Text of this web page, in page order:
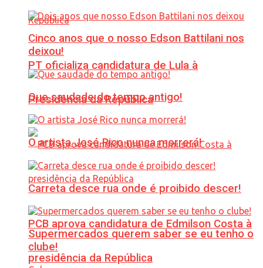
PT oficializa candidatura de Lula à
Presidência da República
PCB aprova candidatura de Edmilson Costa à
presidência da República
Cinco anos que o nosso Edson Battilani nos
deixou!
Que saudade do tempo antigo!
O artista José Rico nunca morrerá!
Carreta desce rua onde é proibido descer!
Supermercados querem saber se eu tenho o
clube!